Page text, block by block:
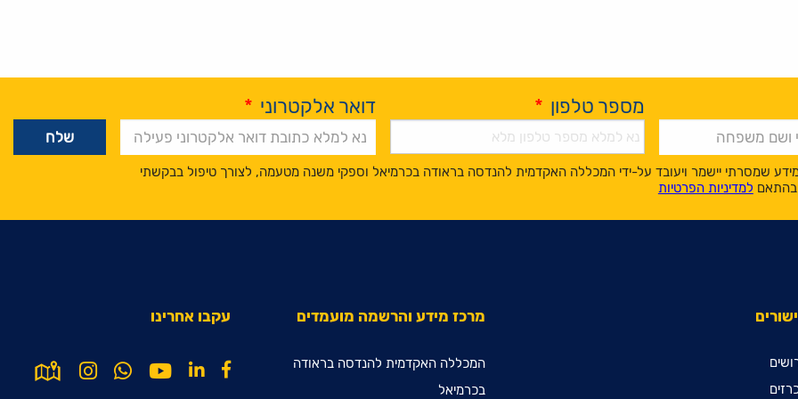
מספר טלפון * דואר אלקטרוני *
שמסרתי יישמר ויעובד על-ידי המכללה האקדמית להנדסה בראודה בכרמיאל וספקי משנה מטעמה, לצורך טיפול בבקשתי
בהתאם למדיניות הפרטיות
מרכז מידע והרשמה מועמדים
המכללה האקדמית להנדסה בראודה
בכרמיאל
עקבו אחרינו